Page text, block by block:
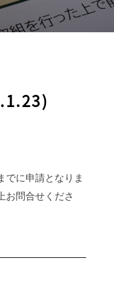
でに申請となりま
問合せくださ